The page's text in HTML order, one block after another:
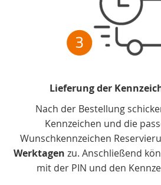
Lieferung der
Nach der Bestellung
Kennzeichen und die
Wunschkennzeichen
Werktagen zu. Anschließend
mit der PIN und den